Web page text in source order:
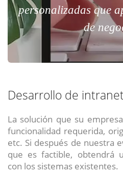
personalizadas que
de
Desarrollo de intranet
La solución que su
funcionalidad requerida,
etc. Si después de nuestra
que es factible, obtendrá
con los sistemas existentes.